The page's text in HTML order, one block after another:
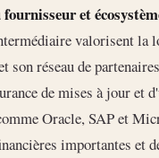
et
valorisent la
son réseau de
de mises à jour et
Oracle, SAP et
importantes et